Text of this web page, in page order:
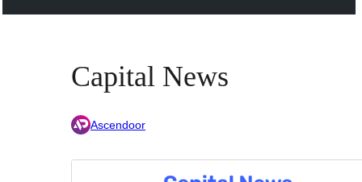
Capital News
Ascendoor